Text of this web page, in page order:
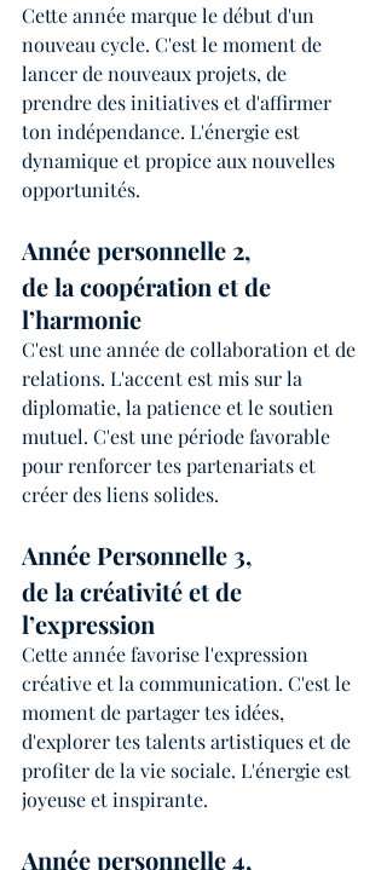
Cette année marque le début d'un
nouveau cycle. C'est le moment de
lancer de nouveaux projets, de
prendre des initiatives et d'affirmer
ton indépendance. L'énergie est
dynamique et propice aux nouvelles
opportunités.
Année personnelle 2,
de la coopération et de
l’harmonie
C'est une année de collaboration et de
relations. L'accent est mis sur la
diplomatie, la patience et le soutien
mutuel. C'est une période favorable
pour renforcer tes partenariats et
créer des liens solides.
Année Personnelle 3,
de la créativité et de
l’expression
Cette année favorise l'expression
créative et la communication. C'est le
moment de partager tes idées,
d'explorer tes talents artistiques et de
profiter de la vie sociale. L'énergie est
joyeuse et inspirante.
Année personnelle 4,